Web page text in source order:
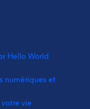
Hello World
numériques et
vie